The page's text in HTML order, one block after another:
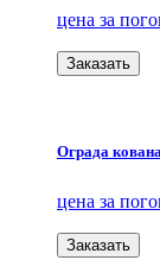
цена за
Заказать
Ограда
цена за
Заказать